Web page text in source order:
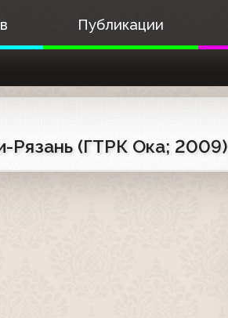
Публикации
Рязань (ГТРК Ока; 2009)